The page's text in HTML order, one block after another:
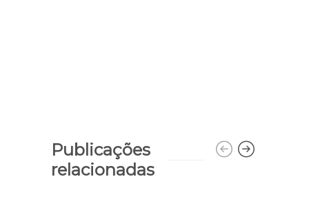
Publicações
relacionadas